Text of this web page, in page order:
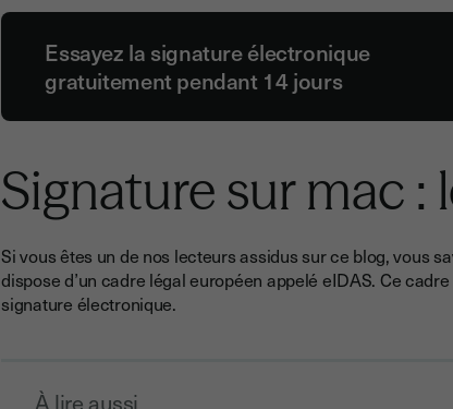
Essayez la signature électronique
gratuitement pendant 14 jours
Signature sur mac :
Si vous êtes un de nos lecteurs assidus sur ce blog, vous
dispose d’un cadre légal européen appelé eIDAS. Ce
signature électronique.